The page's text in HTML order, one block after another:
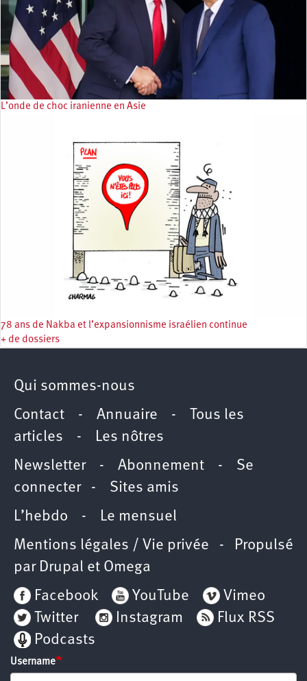
L’onde de choc iranienne en Asie
78 ans de Nakba et l’expansionnisme israélien continue
+ de dossiers
Qui sommes-nous
Contact - Annuaire -
Tous les
articles - Les nôtres
Newsletter- Abonnement - Se
connecter- Sites amis
L’hebdo - Le mensuel
Mentions légales / Vie privée - Propulsé
par Drupal et Omega
Facebook
YouTube
Vimeo
Twitter
Instagram
Flux RSS
Podcasts
Username